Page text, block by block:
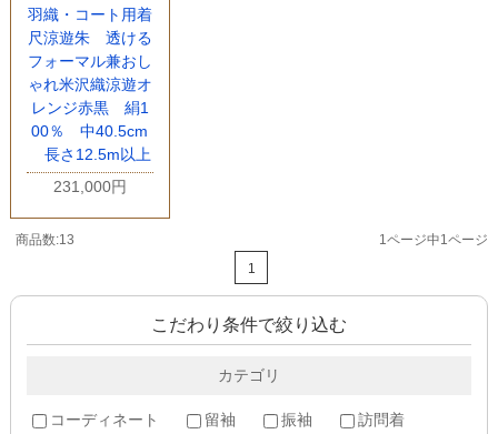
羽織・コート用着
尺涼遊朱 透ける
フォーマル兼おし
ゃれ米沢織涼遊オ
レンジ赤黒 絹1
00％ 中40.5cm
長さ12.5m以上
231,000円
商品数:13
1ページ中1ページ
1
こだわり条件で絞り込む
カテゴリ
コーディネート 留袖 振袖
訪問着